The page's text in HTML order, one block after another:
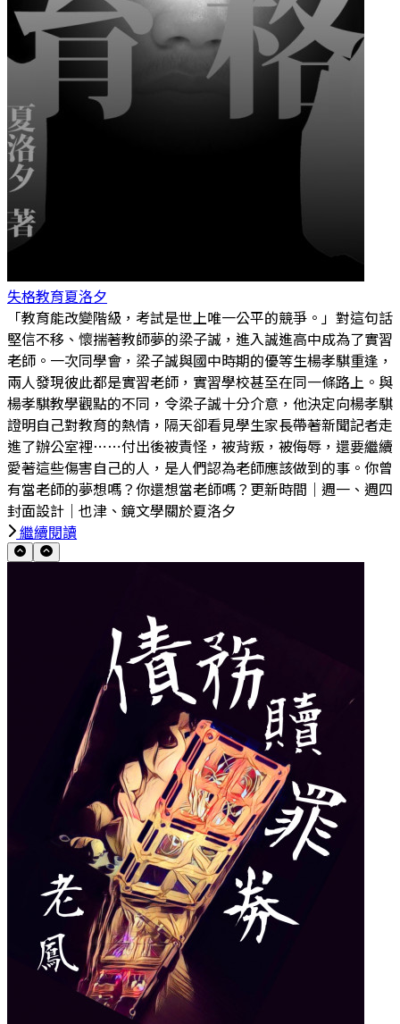
失格教育夏洛夕
「教育能改變階級，考試是世上唯一公平的競爭。」對這句話
堅信不移、懷揣著教師夢的梁子誠，進入誠進高中成為了實習
老師。一次同學會，梁子誠與國中時期的優等生楊孝騏重逢，
兩人發現彼此都是實習老師，實習學校甚至在同一條路上。與
楊孝騏教學觀點的不同，令梁子誠十分介意，他決定向楊孝騏
證明自己對教育的熱情，隔天卻看見學生家長帶著新聞記者走
進了辦公室裡⋯⋯付出後被責怪，被背叛，被侮辱，還要繼續
愛著這些傷害自己的人，是人們認為老師應該做到的事。你曾
有當老師的夢想嗎？你還想當老師嗎？更新時間｜週一、週四
封面設計｜也津、鏡文學關於夏洛夕
繼續閱讀